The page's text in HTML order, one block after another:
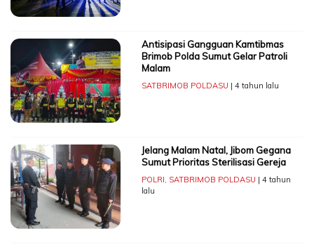
Antisipasi Gangguan Kamtibmas
Brimob Polda Sumut Gelar Patroli
Malam
SATBRIMOB POLDASU | 4 tahun lalu
Jelang Malam Natal, Jibom Gegana
Sumut Prioritas Sterilisasi Gereja
POLRI SATBRIMOB POLDASU | 4 tahun
lalu